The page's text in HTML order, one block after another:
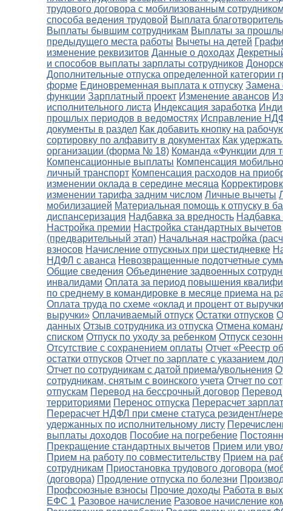
трудового договора с мобилизованным сотрудником
способа ведения трудовой Выплата
Выплаты бывшим сотрудникам Выплаты за
предыдущего места работы Вычеты на детей
изменение реквизитов Данные о доходах
и способов выплаты зарплаты сотрудников
Дополнительные отпуска определенной категории
форме Единовременная выплата к отпуску Замена
функции Зарплатный проект Изменение авансов
исполнительного листа Индексация заработка
прошлых периодов в ведомостях Исправление
документы в раздел Как добавить кнопку на
сортировку по алфавиту в документах Как
организации (форма № 18) Команда «Функции для
Компенсационные выплаты Компенсация
личный транспорт Компенсация расходов на
изменении оклада в середине месяца
изменении тарифа задним числом Личные вычеты
мобилизацией Материальная помощь к отпуску в
диспансеризация Надбавка за вредность Надбавка
Настройка премии Настройка стандартных вычетов
(предварительный этап) Начальная настройка
взносов Начисление отпускных при шестидневке
НДФЛ с аванса Невозвращенные подотчетные
Общие сведения Объединение задвоенных
инвалидами Оплата за период повышения
по среднему в командировке в месяце приема на
Оплата труда по схеме «оклад и процент от
выручки» Оплачиваемый отпуск Остатки отпусков
данных Отзыв сотрудника из отпуска Отмена
списком Отпуск по уходу за ребенком Отпуск
Отсутствие с сохранением оплаты Отчет «Реестр
остатки отпусков Отчет по зарплате с указанием
Отчет по сотрудникам с датой приема/увольнения
сотрудникам, снятым с воинского учета Отчет по
отпускам Перевод на бессрочный договор Перевод
территориями Перенос отпуска Перерасчет
Перерасчет НДФЛ при смене статуса резидент/
удержанных по исполнительному листу
выплаты доходов Пособие на погребение
Прекращение стандартных вычетов Прием или
Прием на работу по совместительству Прием на
сотрудникам Приостановка трудового договора
(договора) Продление отпуска по болезни
Профсоюзные взносы Прочие доходы Работа в
ЕФС 1 Разовое начисление Разовое начисление